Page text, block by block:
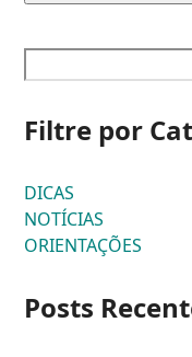
Filtre por
DICAS
NOTÍCIAS
ORIENTAÇÕES
Posts